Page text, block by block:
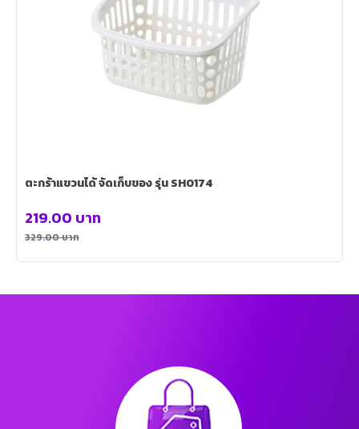
ตะกร้าแขวนได้ จัดเก็บของ รุ่น SH0174
329.00บาท
219.00 บาท